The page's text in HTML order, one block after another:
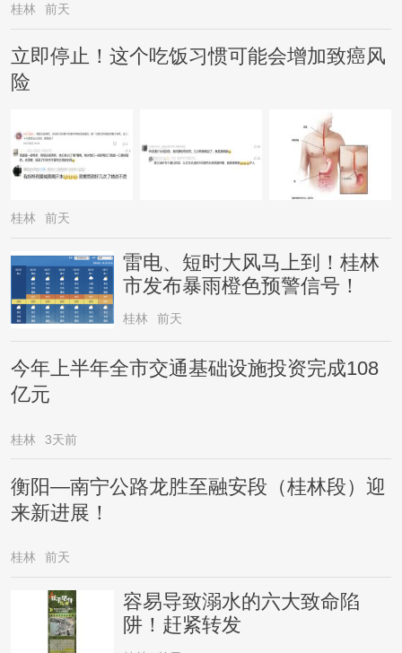
桂林 前天
立即停止！这个吃饭习惯可能会增加致癌风
险
桂林 前天
雷电、短时大风马上到！桂林
市发布暴雨橙色预警信号！
桂林 前天
今年上半年全市交通基础设施投资完成108
亿元
桂林 3天前
衡阳—南宁公路龙胜至融安段（桂林段）迎
来新进展！
桂林 前天
容易导致溺水的六大致命陷
阱！赶紧转发